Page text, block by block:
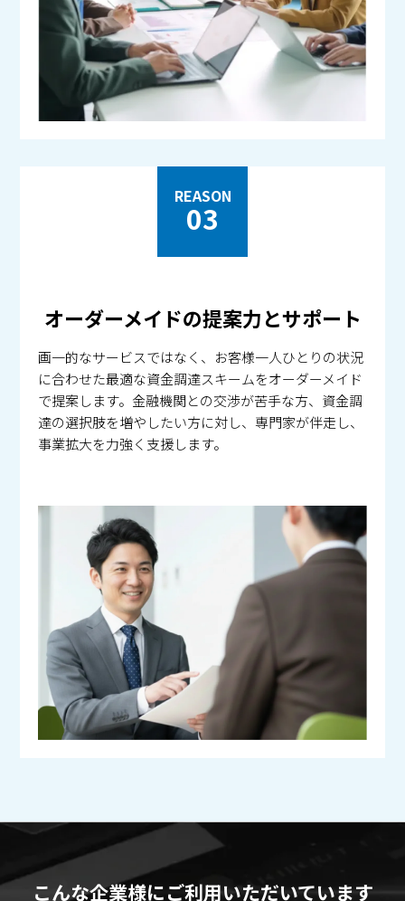
REASON
03
オーダーメイドの提案力とサポート
画一的なサービスではなく、お客様一人ひとりの状況
に合わせた最適な資金調達スキームをオーダーメイド
で提案します。金融機関との交渉が苦手な方、資金調
達の選択肢を増やしたい方に対し、専門家が伴走し、
事業拡大を力強く支援します。
こんな企業様にご利用いただいています